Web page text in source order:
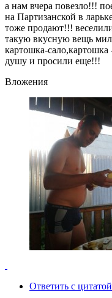
а нам вчера повезло!!!
на Партизанской в
тоже продают!!!
такую вкусную вещь
картошка-
душу и просили еще!!!
Вложения
Ответить с цитатой